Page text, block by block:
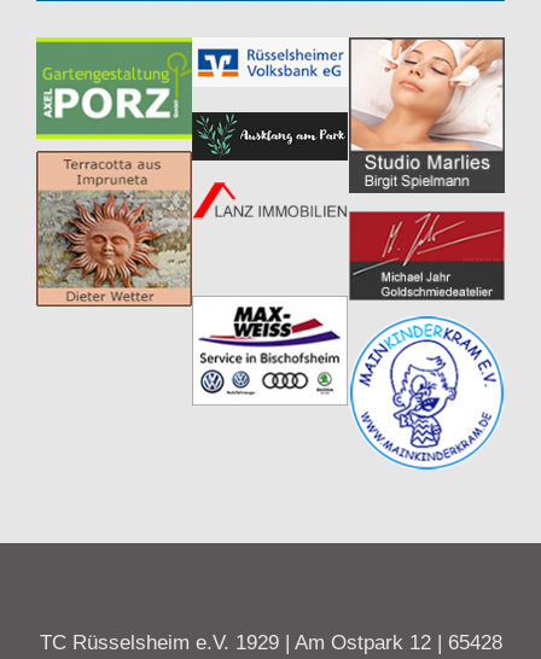
TC Rüsselsheim e.V. 1929 | Am Ostpark 12 | 65428